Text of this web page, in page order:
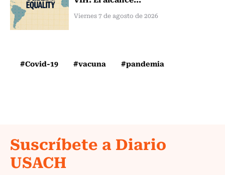
Viernes 7 de agosto de 2026
#Covid-19 #vacuna #pandemia